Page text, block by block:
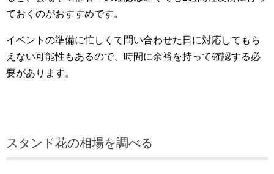
ておくのがおすすめです。
イベントの準備に忙しくて問い合わせた日に対応してもら
えない可能性もあるので、時間に余裕を持って確認する必
要があります。
スタンド花の相場を調べる